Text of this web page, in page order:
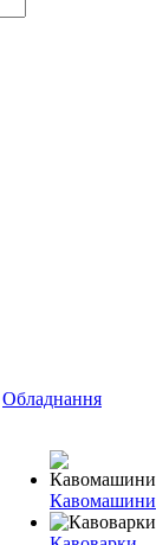
Обладнання
Кавомашини